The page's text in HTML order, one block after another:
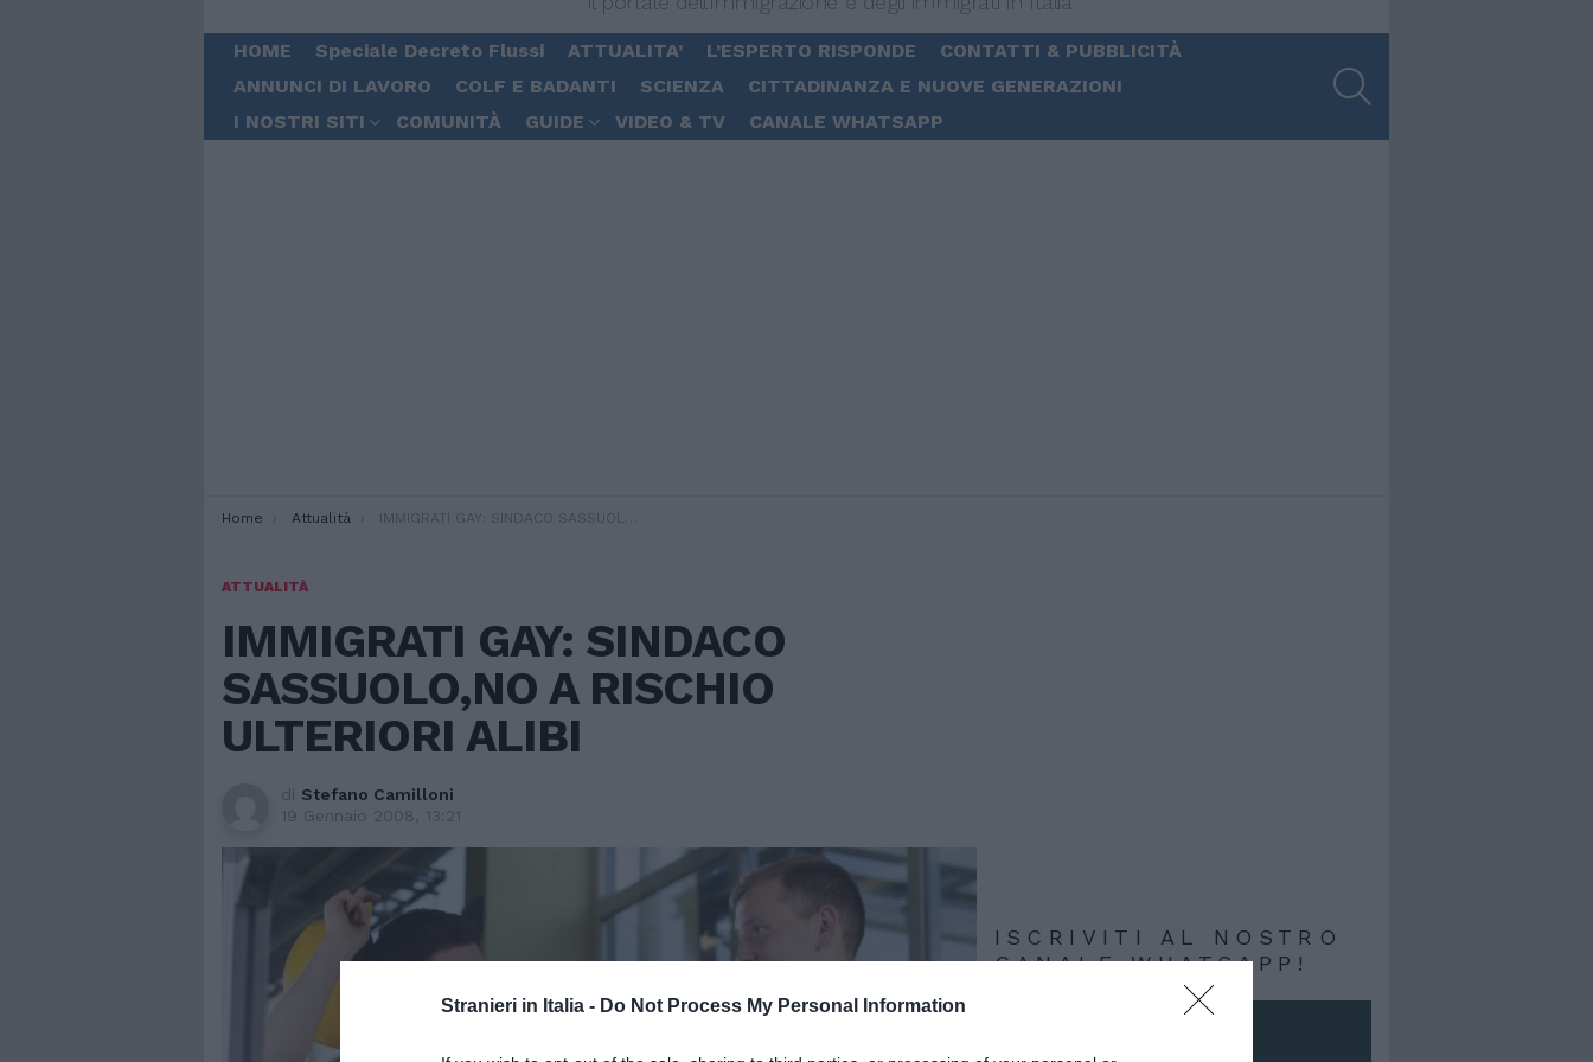
Stranieri in Italia - Do Not Process My Personal Information
HOME Speciale Decreto Flussi ATTUALITA’ L’ESPERTO RISPONDE
CONTATTI & PUBBLICITÀ
ANNUNCI DI LAVORO
COLF E BADANTI SCIENZA
CITTADINANZA E NUOVE GENERAZIONI
I NOSTRI SITI
COMUNITÀ GUIDE VIDEO & TV CANALE WHATSAPP
You are here:
Home Attualità IMMIGRATI GAY: SINDACO SASSUOLO,NO A RISCHIO ULTERIORI ALIBI
ATTUALITÀ
IMMIGRATI GAY: SINDACO
SASSUOLO,NO A RISCHIO
ULTERIORI ALIBI
di Stefano Camilloni
19 Gennaio 2008, 13:21
ISCRIVITI AL NOSTRO
CANALE WHATSAPP!